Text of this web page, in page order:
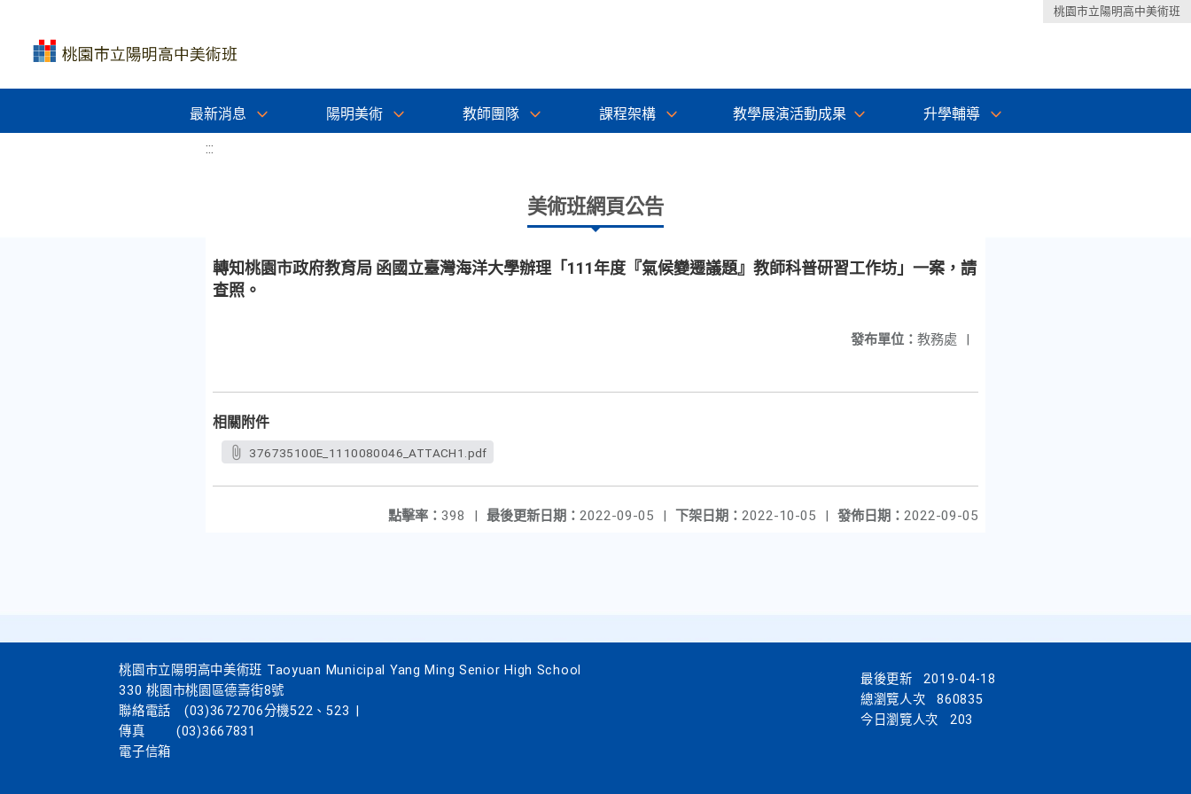
桃園市立陽明高中美術班
最新消息 陽明美術 教師團隊 課程架構 教學展演活動成果 升學輔導
:::
美術班網頁公告
轉知桃園市政府教育局 函國立臺灣海洋大學辦理「111年度『氣候變遷議題』教師科普研習工作坊」一案，請
查照。
發布單位： 教務處 |
相關附件
376735100E_1110080046_ATTACH1.pdf
發佈日期： 2022-09-05
下架日期： 2022-10-05 |
最後更新日期： 2022-09-05 |
點擊率： 398 |
桃園市立陽明高中美術班 Taoyuan Municipal Yang Ming Senior High School
330 桃園市桃園區德壽街8號
聯絡電話
(03)3672706分機522、523
傳真
(03)3667831
電子信箱
最後更新
2019-04-18
總瀏覽人次
860835
今日瀏覽人次
203